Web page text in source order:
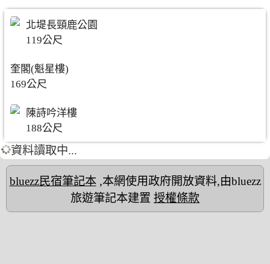
北堤長頸鹿公園
119公尺
奎閣(魁星樓)
169公尺
陳詩吟洋樓
188公尺
資料讀取中...
bluezz民宿筆記本,本網使用政府開放資料,由bluezz
旅遊筆記本建置 授權條款